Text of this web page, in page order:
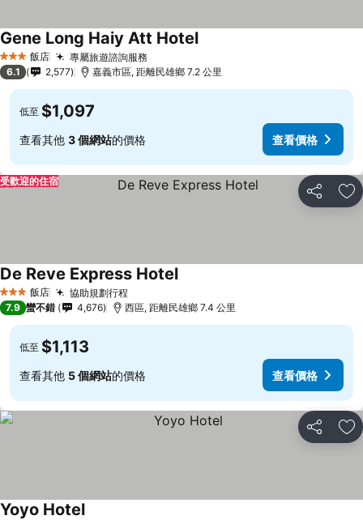
3 星級 飯店 專屬旅遊諮詢服務
Gene Long Haiy Att Hotel
6.1 2,577 嘉義市區, 距離民雄鄉 7.2 公里
低至 $1,097
查看其他 3 個網站的價格 查看價格
分享 加
受歡迎的住宿
3 星級 飯店 協助規劃行程
De Reve Express Hotel
7.9 蠻不錯 4,676 西區, 距離民雄鄉 7.4 公里
低至 $1,113
查看其他 5 個網站的價格 查看價格
分享 加
Yoyo Hotel